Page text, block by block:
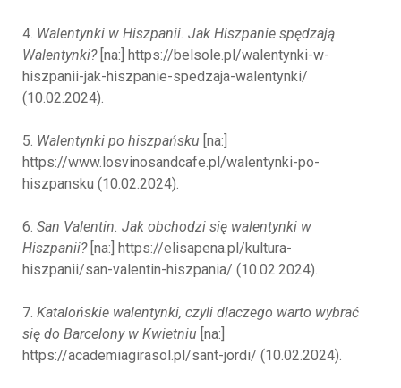
4. Walentynki w Hiszpanii. Jak Hiszpanie spędzają
Walentynki?[na:] https://belsole.pl/walentynki-w-
hiszpanii-jak-hiszpanie-spedzaja-walentynki/
(10.02.2024).
5. Walentynki po hiszpańsku [na:]
https://www.losvinosandcafe.pl/walentynki-po-
hiszpansku (10.02.2024).
6. San Valentin. Jak obchodzi się walentynki w
Hiszpanii?[na:] https://elisapena.pl/kultura-
hiszpanii/san-valentin-hiszpania/ (10.02.2024).
7. Katalońskie walentynki, czyli dlaczego warto wybrać
się do Barcelony w Kwietniu [na:]
https://academiagirasol.pl/sant-jordi/ (10.02.2024).